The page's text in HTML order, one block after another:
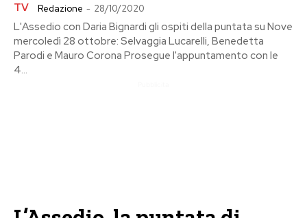
TV Redazione - 28/10/2020
L'Assedio con Daria Bignardi gli ospiti della puntata su Nove
mercoledì 28 ottobre: Selvaggia Lucarelli, Benedetta
Parodi e Mauro Corona Prosegue l'appuntamento con le
4...